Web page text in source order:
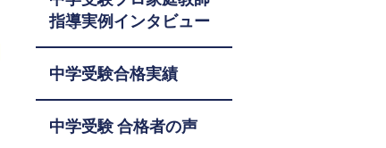
指導実例インタビュー
中学受験合格実績
中学受験 合格者の声